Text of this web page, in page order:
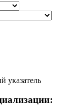
указатель